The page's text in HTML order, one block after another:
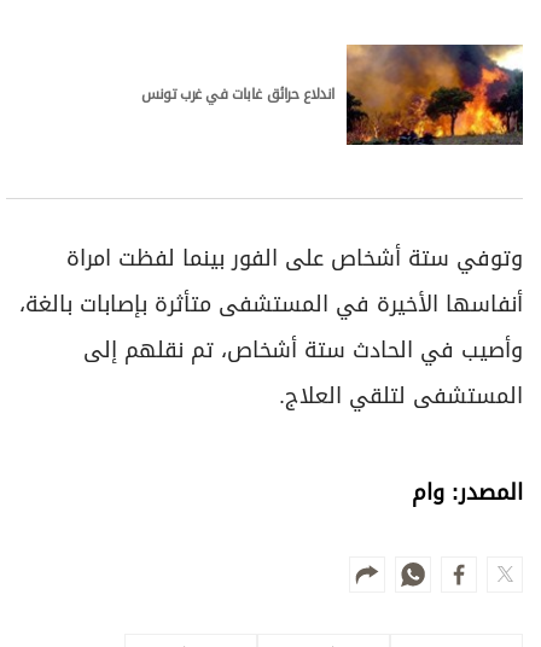
اندلاع حرائق غابات في غرب تونس
وتوفي ستة أشخاص على الفور بينما لفظت امراة
أنفاسها الأخيرة في المستشفى متأثرة بإصابات بالغة،
وأصيب في الحادث ستة أشخاص، تم نقلهم إلى
المستشفى لتلقي العلاج.
المصدر: وام